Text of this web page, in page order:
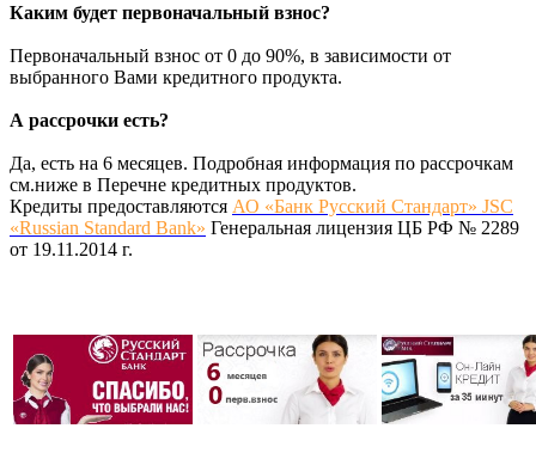
Каким будет первоначальный взнос?
Первоначальный взнос от 0 до 90%, в зависимости от
выбранного Вами кредитного продукта.
А рассрочки есть?
Да, есть на 6 месяцев. Подробная информация по рассрочкам
см.ниже в Перечне кредитных продуктов.
Кредиты предоставляются АО «Банк Русский Стандарт» JSC
«Russian Standard Bank» Генеральная лицензия ЦБ РФ № 2289
от 19.11.2014 г.